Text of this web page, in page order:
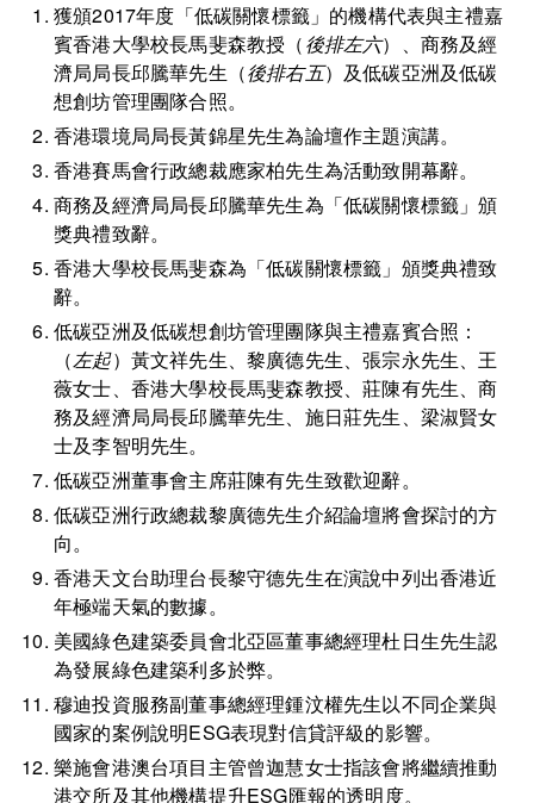
獲頒2017年度「低碳關懷標籤」的機構代表與主禮嘉
賓香港大學校長馬斐森教授（後排左六）、商務及經
濟局局長邱騰華先生（後排右五）及低碳亞洲及低碳
想創坊管理團隊合照。
香港環境局局長黃錦星先生為論壇作主題演講。
香港賽馬會行政總裁應家柏先生為活動致開幕辭。
商務及經濟局局長邱騰華先生為「低碳關懷標籤」頒
獎典禮致辭。
香港大學校長馬斐森為「低碳關懷標籤」頒獎典禮致
辭。
低碳亞洲及低碳想創坊管理團隊與主禮嘉賓合照：
（左起）黃文祥先生、黎廣德先生、張宗永先生、王
薇女士、香港大學校長馬斐森教授、莊陳有先生、商
務及經濟局局長邱騰華先生、施日莊先生、梁淑賢女
士及李智明先生。
低碳亞洲董事會主席莊陳有先生致歡迎辭。
低碳亞洲行政總裁黎廣德先生介紹論壇將會探討的方
向。
香港天文台助理台長黎守德先生在演說中列出香港近
年極端天氣的數據。
美國綠色建築委員會北亞區董事總經理杜日生先生認
為發展綠色建築利多於弊。
穆迪投資服務副董事總經理鍾汶權先生以不同企業與
國家的案例說明ESG表現對信貸評級的影響。
樂施會港澳台項目主管曾迦慧女士指該會將繼續推動
港交所及其他機構提升ESG匯報的透明度。